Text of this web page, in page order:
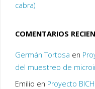
cabra)
COMENTARIOS
Germán Tortosa en
del muestreo de
Emilio en Proyecto